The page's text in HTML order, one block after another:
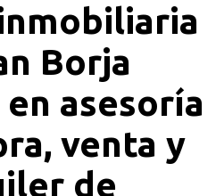
Borja
asesoría
venta y
de